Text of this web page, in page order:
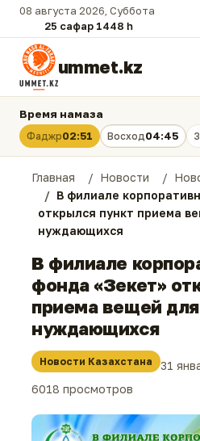
08 августа 2026, Суббота
25 сафар 1448 һ.
ummet.kz
Время намаза
Фаджр02:51 Восход04:45
Главная Новости
В филиале
открылся пункт приема
нуждающихся
В филиале
фонда «Зекет»
приема вещей для
нуждающихся
Новости Казахстана
31
6018 просмотров